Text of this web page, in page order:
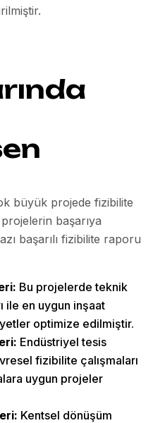
büyük projede fizibilite
başarıya
başarılı fizibilite raporu
Bu projelerde teknik
ile en uygun inşaat
optimize edilmiştir.
Endüstriyel tesis
fizibilite çalışmaları
uygun projeler
Kentsel dönüşüm